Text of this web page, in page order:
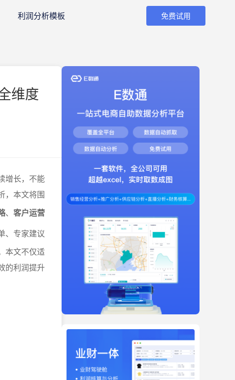
利润分析模板 免费试用
维度
增长，不能
，本文将围
、 客户运营
、专家建议
本文不仅适
的利润提升